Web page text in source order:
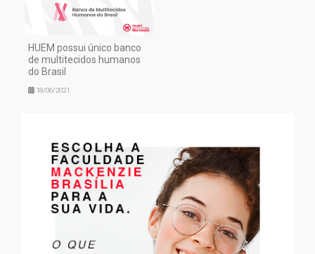
HUEM possui único banco
de multitecidos humanos
do Brasil
18/06/2021